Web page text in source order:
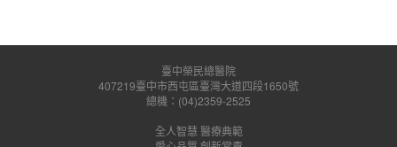
臺中榮民總醫院
407219臺中市西屯區臺灣大道四段1650號
總機：(04)2359-2525
全人智慧 醫療典範